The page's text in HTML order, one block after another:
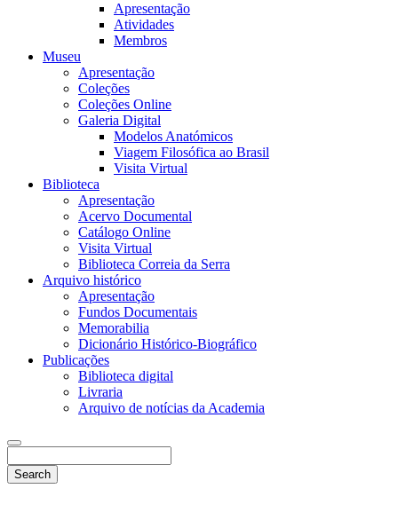
Apresentação
Atividades
Membros
Museu
Apresentação
Coleções
Coleções Online
Galeria Digital
Modelos Anatómicos
Viagem Filosófica ao Brasil
Visita Virtual
Biblioteca
Apresentação
Acervo Documental
Catálogo Online
Visita Virtual
Biblioteca Correia da Serra
Arquivo histórico
Apresentação
Fundos Documentais
Memorabilia
Dicionário Histórico-Biográfico
Publicações
Biblioteca digital
Livraria
Arquivo de notícias da Academia